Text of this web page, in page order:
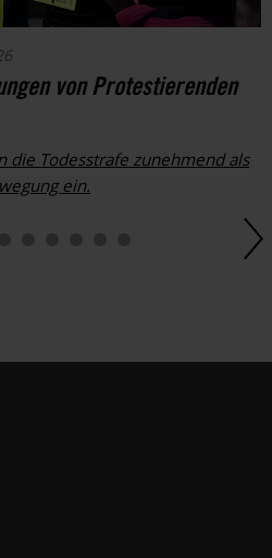
von Protestierenden
die Todesstrafe zunehmend als
ein.